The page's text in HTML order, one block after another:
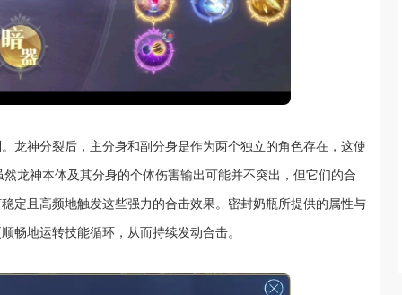
龙神分裂后，主分身和副分身是作为两个独立的角色存在，这使
龙神本体及其分身的个体伤害输出可能并不突出，但它们的合
定且高频地触发这些强力的合击效果。密封奶瓶所提供的属性与
畅地运转技能循环，从而持续发动合击。